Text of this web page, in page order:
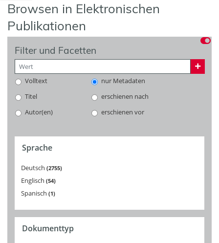
Browsen in Elektronischen
Publikationen
Filter und Facetten
Volltext
nur Metadaten
Titel
erschienen nach
Autor(en)
erschienen vor
Sprache
Deutsch 2755
Englisch 54
Spanisch 1
Dokumenttyp